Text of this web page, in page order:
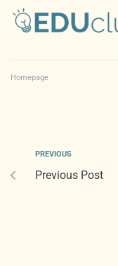
Homepage
PREVIOUS
Previous Post